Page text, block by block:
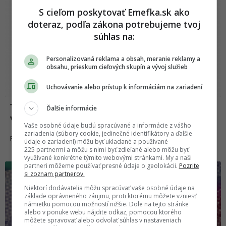
14 najbizarnejších vecí, ktoré Slováci
vyhľadávali na Googli v roku 2019
FAKTY A ZAUJÍMAVOSTI 02.01.2020
S cieľom poskytovať Emefka.sk ako
doteraz, podľa zákona potrebujeme tvoj
súhlas na:
Personalizovaná reklama a obsah, meranie reklamy a
obsahu, prieskum cieľových skupín a vývoj služieb
Uchovávanie alebo prístup k informáciám na zariadení
Ďalšie informácie
Vaše osobné údaje budú spracúvané a informácie z vášho
zariadenia (súbory cookie, jedinečné identifikátory a ďalšie
údaje o zariadení) môžu byť ukladané a používané
225 partnermi a môžu s nimi byť zdieľané alebo môžu byť
využívané konkrétne týmito webovými stránkami. My a naši
partneri môžeme používať presné údaje o geolokácii. Pozrite
si zoznam partnerov.
Niektorí dodávatelia môžu spracúvať vaše osobné údaje na
základe oprávneného záujmu, proti ktorému môžete vzniesť
námietku pomocou možností nižšie. Dole na tejto stránke
alebo v ponuke webu nájdite odkaz, pomocou ktorého
môžete spravovať alebo odvolať súhlas v nastaveniach